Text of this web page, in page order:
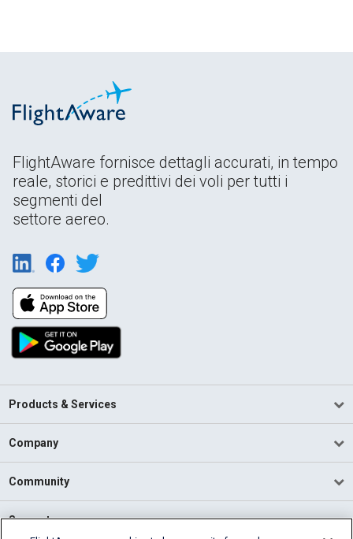
FlightAware fornisce dettagli accurati, in tempo
reale, storici e predittivi dei voli per tutti i
segmenti del
settore aereo.
Products & Services
Company
Community
Support